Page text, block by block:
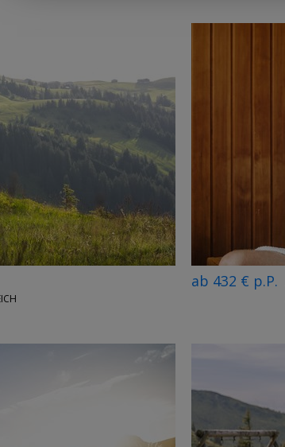
ab 432 € p.P.